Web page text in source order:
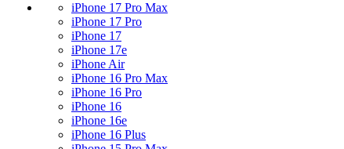
iPhone 17 Pro Max
iPhone 17 Pro
iPhone 17
iPhone 17e
iPhone Air
iPhone 16 Pro Max
iPhone 16 Pro
iPhone 16
iPhone 16e
iPhone 16 Plus